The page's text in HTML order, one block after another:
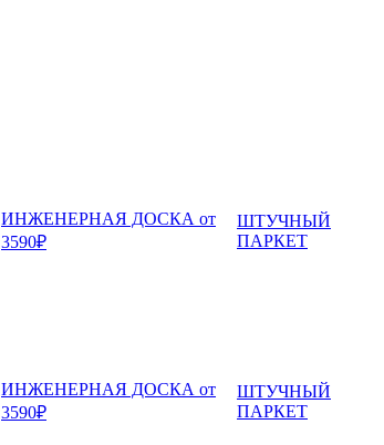
ИНЖЕНЕРНАЯ ДОСКА от
3590₽
ШТУЧНЫЙ
ПАРКЕТ
ИНЖЕНЕРНАЯ ДОСКА от
3590₽
ШТУЧНЫЙ
ПАРКЕТ